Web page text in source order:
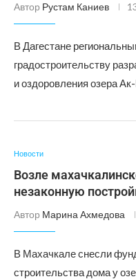
Автор Рустам Каниев
В Дагестане
градостроительству
и оздоровления озера
Новости
Возле
незаконную
Автор Марина Ахмедова
В Махачкале снесли
строительства дома у